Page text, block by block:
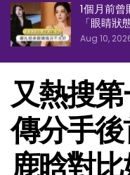
1個月前
「眼睛狀
Aug 10,
又熱搜
傳分手
鹿晗對比